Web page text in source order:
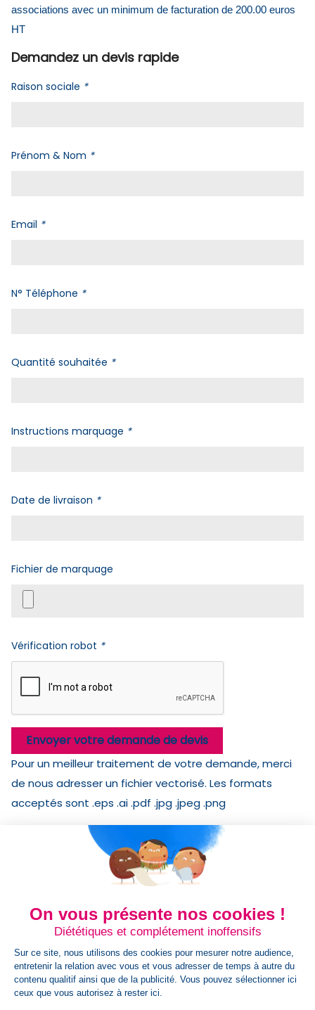
associations avec un minimum de facturation de 200.00 euros
HT
Demandez un devis rapide
Raison sociale *
Prénom & Nom *
Email *
N° Téléphone *
Quantité souhaitée *
Instructions marquage *
Date de livraison *
Fichier de marquage
Vérification robot *
Envoyer votre demande de devis
Pour un meilleur traitement de votre demande, merci
de nous adresser un fichier vectorisé. Les formats
acceptés sont .eps .ai .pdf .jpg .jpeg .png
Détails du produit
AC0112COEUR#16415
Qty / Crt 5000
Origine FR
On vous présente nos cookies !
Diététiques et complétement inoffensifs
Sur ce site, nous utilisons des cookies pour mesurer notre audience,
entretenir la relation avec vous et vous adresser de temps à autre du
contenu qualitif ainsi que de la publicité. Vous pouvez sélectionner ici
ceux que vous autorisez à rester ici.